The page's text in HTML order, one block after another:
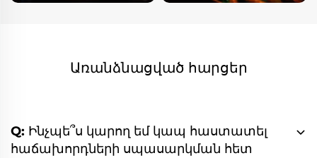
Առանձնացված հարցեր
Q: Ինչպե՞ս կարող եմ կապ հաստատել
հաճախորդների սպասարկման հետ